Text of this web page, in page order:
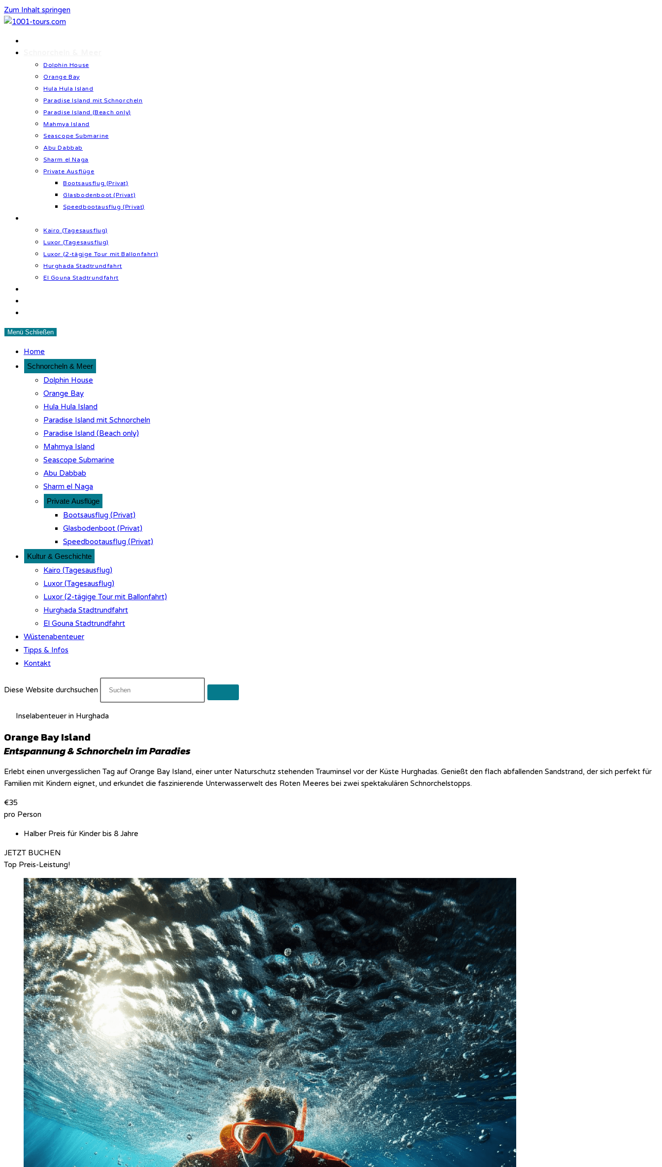
Zum Inhalt springen
Dolphin House
Orange Bay
Hula Hula Island
Paradise Island mit Schnorcheln
Paradise Island (Beach only)
Mahmya Island
Seascope Submarine
Abu Dabbab
Sharm el Naga
Private Ausflüge
Bootsausflug (Privat)
Glasbodenboot (Privat)
Speedbootausflug (Privat)
Kairo (Tagesausflug)
Luxor (Tagesausflug)
Luxor (2-tägige Tour mit Ballonfahrt)
Hurghada Stadtrundfahrt
El Gouna Stadtrundfahrt
Menü Schließen
Home
Schnorcheln & Meer
Dolphin House
Orange Bay
Hula Hula Island
Paradise Island mit Schnorcheln
Paradise Island (Beach only)
Mahmya Island
Seascope Submarine
Abu Dabbab
Sharm el Naga
Private Ausflüge
Bootsausflug (Privat)
Glasbodenboot (Privat)
Speedbootausflug (Privat)
Kultur & Geschichte
Kairo (Tagesausflug)
Luxor (Tagesausflug)
Luxor (2-tägige Tour mit Ballonfahrt)
Hurghada Stadtrundfahrt
El Gouna Stadtrundfahrt
Wüstenabenteuer
Tipps & Infos
Kontakt
Diese Website durchsuchen
Inselabenteuer in Hurghada​
Orange Bay Island
Entspannung & Schnorcheln im Paradies
Erlebt einen unvergesslichen Tag auf Orange Bay Island, einer unter Naturschutz stehenden Trauminsel vor der Küste Hurghadas. Genießt den flach abfallenden Sandstrand, der sich perfekt für
Familien mit Kindern eignet, und erkundet die faszinierende Unterwasserwelt des Roten Meeres bei zwei spektakulären Schnorchelstopps.
€35
pro Person
Halber Preis für Kinder bis 8 Jahre
JETZT BUCHEN
Top Preis-Leistung!